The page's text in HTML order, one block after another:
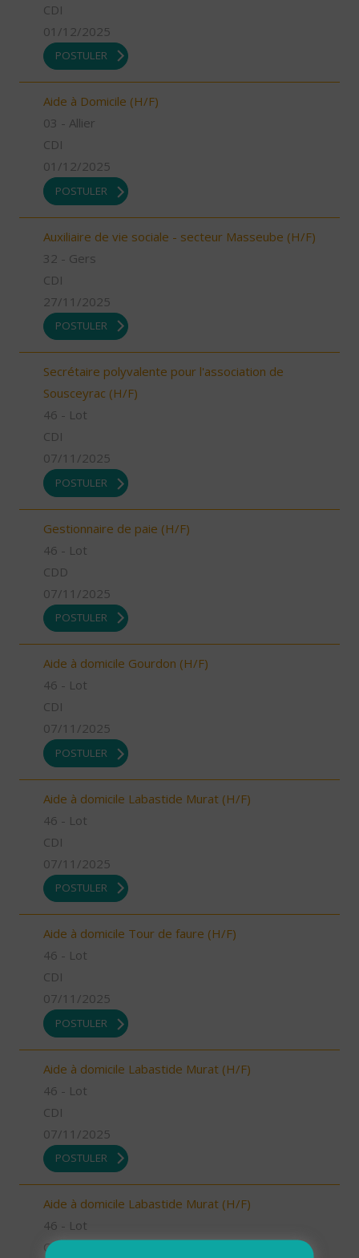
CDI
01/12/2025
POSTULER
Aide à Domicile (H/F)
03 - Allier
CDI
01/12/2025
POSTULER
Auxiliaire de vie sociale - secteur Masseube (H/F)
32 - Gers
CDI
27/11/2025
POSTULER
Secrétaire polyvalente pour l'association de
Sousceyrac (H/F)
46 - Lot
CDI
07/11/2025
POSTULER
Gestionnaire de paie (H/F)
46 - Lot
CDD
07/11/2025
POSTULER
Aide à domicile Gourdon (H/F)
46 - Lot
CDI
07/11/2025
POSTULER
Aide à domicile Labastide Murat (H/F)
46 - Lot
CDI
07/11/2025
POSTULER
Aide à domicile Tour de faure (H/F)
46 - Lot
CDI
07/11/2025
POSTULER
Aide à domicile Labastide Murat (H/F)
46 - Lot
CDI
07/11/2025
POSTULER
Aide à domicile Labastide Murat (H/F)
46 - Lot
CDI